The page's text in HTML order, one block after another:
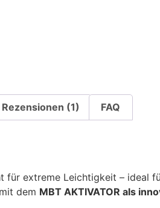
Rezensionen (1) FAQ
für extreme Leichtigkeit – ideal
dem MBT AKTIVATOR als